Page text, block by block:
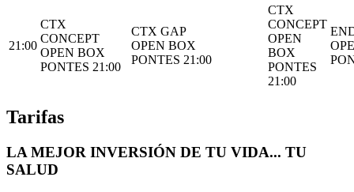
21:00
CTX
CONCEPT
OPEN BOX
PONTES 21:00
CTX GAP
OPEN BOX
PONTES 21:00
CTX
CONCEPT
OPEN
BOX
PONTES
21:00
Tarifas
LA MEJOR INVERSIÓN DE TU VIDA... TU
SALUD